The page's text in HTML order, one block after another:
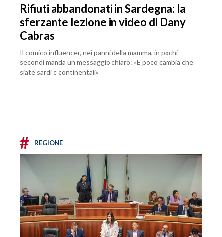
Rifiuti abbandonati in Sardegna: la
sferzante lezione in video di Dany
Cabras
Il comico influencer, nei panni della mamma, in pochi
secondi manda un messaggio chiaro: «E poco cambia che
siate sardi o continentali»
# REGIONE